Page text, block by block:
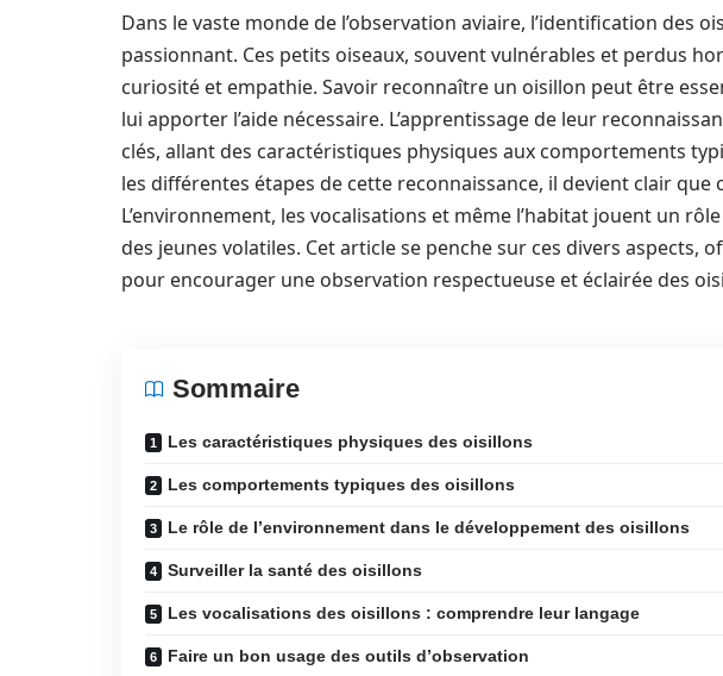
Dans le vaste monde de l’observation aviaire, l’identification des
passionnant. Ces petits oiseaux, souvent vulnérables et perdus
curiosité et empathie. Savoir reconnaître un oisillon peut être
lui apporter l’aide nécessaire. L’apprentissage de leur
clés, allant des caractéristiques physiques aux comportements
les différentes étapes de cette reconnaissance, il devient clair que
L’environnement, les vocalisations et même l’habitat jouent un
des jeunes volatiles. Cet article se penche sur ces divers aspects,
pour encourager une observation respectueuse et éclairée des
Sommaire
Les caractéristiques physiques des oisillons
Les comportements typiques des oisillons
Le rôle de l’environnement dans le développement des oisillons
Surveiller la santé des oisillons
Les vocalisations des oisillons : comprendre leur langage
Faire un bon usage des outils d’observation